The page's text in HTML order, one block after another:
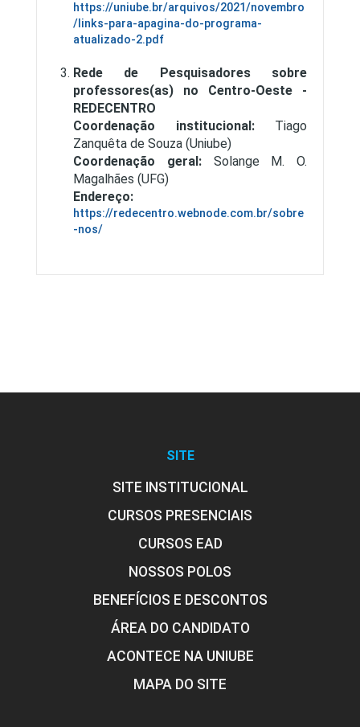
https://uniube.br/arquivos/2021/novembro
/links-para-apagina-do-programa-
atualizado-2.pdf
Rede de Pesquisadores sobre
professores(as) no Centro-Oeste -
REDECENTRO
Coordenação institucional: Tiago
Zanquêta de Souza (Uniube)
Coordenação geral: Solange M. O.
Magalhães (UFG)
Endereço:
https://redecentro.webnode.com.br/sobre
-nos/
SITE
SITE INSTITUCIONAL
CURSOS PRESENCIAIS
CURSOS EAD
NOSSOS POLOS
BENEFÍCIOS E DESCONTOS
ÁREA DO CANDIDATO
ACONTECE NA UNIUBE
MAPA DO SITE